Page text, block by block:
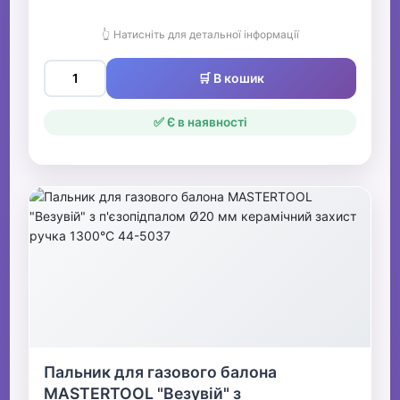
👆 Натисніть для детальної інформації
🛒 В кошик
✅ Є в наявності
Пальник для газового балона
MASTERTOOL "Везувій" з